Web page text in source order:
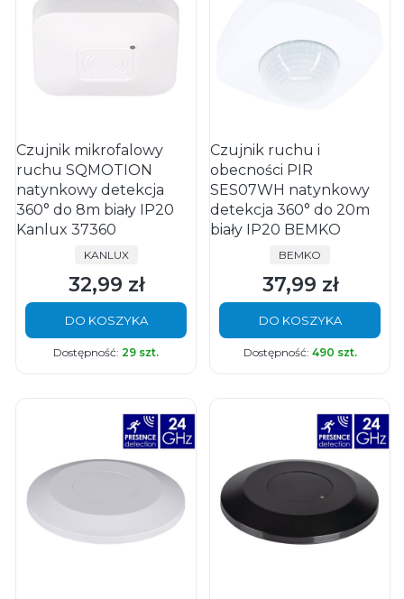
Czujnik mikrofalowy
ruchu SQMOTION
natynkowy detekcja
360° do 8m biały IP20
Kanlux 37360
PRODUCENT
KANLUX
Cena
32,99 zł
DO KOSZYKA
Dostępność: 29 szt.
Czujnik ruchu i
obecności PIR
SES07WH natynkowy
detekcja 360° do 20m
biały IP20 BEMKO
PRODUCENT
BEMKO
Cena
37,99 zł
DO KOSZYKA
Dostępność: 490 szt.